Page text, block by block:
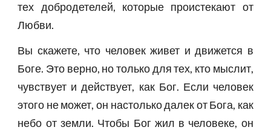
тех добродетелей, которые проистекают от
Любви.
Вы скажете, что человек живет и движется в
Боге. Это верно, но только для тех, кто мыслит,
чувствует и действует, как Бог. Если человек
этого не может, он настолько далек от Бога, как
небо от земли. Чтобы Бог жил в человеке, он